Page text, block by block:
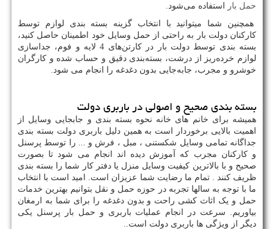
حمل بار استفاده می‌شود.
همچنین شما میتوانید با انتخاب گزینه بسته بندی لوازم توسط
کارکنان دولت بار به راحتی از حمل وسایل خود اطمینان حاصل کنید،
بسته بندی توسط دولت بار در کارتن‌های 4 لایه و فوم، جداسازی
لوازم خرده‌ریز از درشت، بسته‌بندی دقیق و حساب شده و کارگران
خوشرو و مجرب، جابه‌جایی بدون دغدغه را انجام می شود.
بسته بندی صحیح و اصولی در باربری دولت
همیشه برای خانم های خانه نحوه بسته بندی و جابجایی وسایل از
اهمیت بالایی برخوردار است به همین دلیل باربری دولت بسته بندی
جداگانه تمامی وسایل شکستنی ، مبل ، فرش و ... را توسط پرسنل
و کارکنان مجرب که آموزش دیده اند انجام می شود تا بصورت
صحیح و با بالاترین کیفیت وسایل منزل یا دفتر کار شما را بسته بندی
ظریف کنند . تمام ما رضایت شما عزیزان است. امید است با انتخاب
ما با توجه به سالها تجربه در حوزه حمل و نقل بتوانیم بهترین خدمات
حمل و یک اثاث کشی راحت و بدون دغدغه را برای شما به ارمغان
بیاوریم. سرعت در انجام عملیات باربری و حمل بار پرسنل یکی
دیگر از ویژگی ها باربری دولت است..